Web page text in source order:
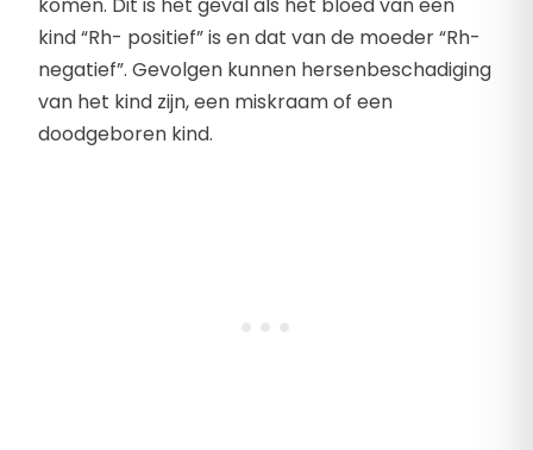
komen. Dit is het geval als het bloed van een
kind “Rh- positief” is en dat van de moeder “Rh-
negatief”. Gevolgen kunnen hersenbeschadiging
van het kind zijn, een miskraam of een
doodgeboren kind.